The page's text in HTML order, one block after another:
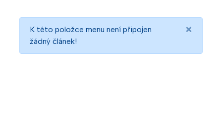
×
K této položce menu není připojen
žádný článek!